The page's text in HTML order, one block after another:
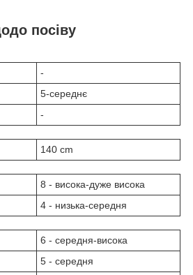
посіву
-
5-середнє
-
140 cm
8 - висока-дуже висока
4 - низька-середня
6 - середня-висока
5 - середня